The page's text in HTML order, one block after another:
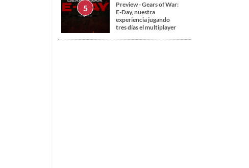
Preview - Gears of War:
E-Day, nuestra
experiencia jugando
tres días el multiplayer